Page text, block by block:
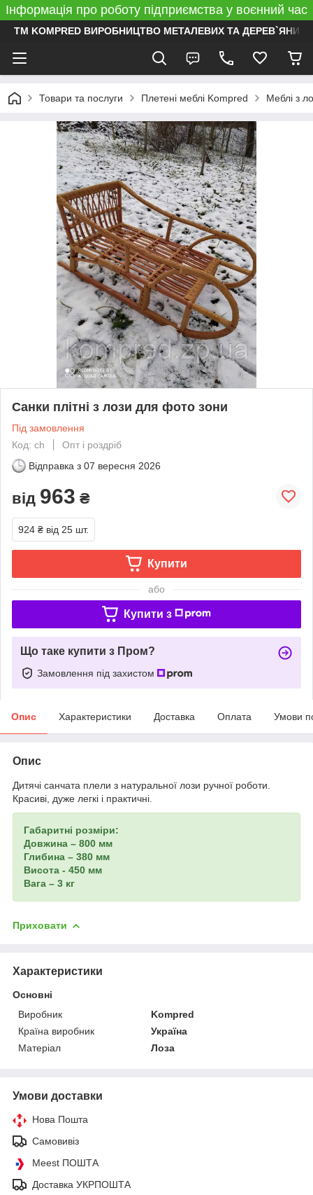
Інформація про роботу підприємства у воєнний час
ТМ KOMPRED ВИРОБНИЦТВО МЕТАЛЕВИХ ТА ДЕРЕВ`ЯНИХ
Товари та послуги Плетені меблі Kompred Меблі з
Санки плітні з лози для фото зони
Під замовлення
Код: ch
Опт і роздріб
Відправка з 07 вересня 2026
від 963 ₴
924 ₴ від 25 шт.
Купити
або
Купити з
Що таке купити з Пром?
Замовлення під захистом
Опис Характеристики Доставка Оплата Умови
Опис
Дитячі санчата плели з натуральної лози ручної роботи.
Красиві, дуже легкі і практичні.
Габаритні розміри:
Довжина – 800 мм
Глибина – 380 мм
Висота - 450 мм
Вага – 3 кг
Приховати
Характеристики
Основні
Виробник
Kompred
Країна виробник
Україна
Матеріал
Лоза
Умови доставки
Нова Пошта
Самовивіз
Meest ПОШТА
Доставка УКРПОШТА